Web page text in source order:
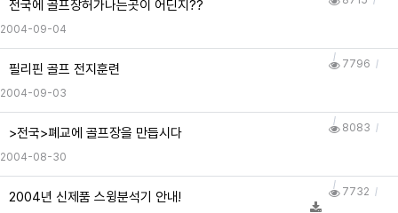
전국에 골프장허가나는곳이 어딘지??
2004-09-04
필리핀 골프 전지훈련
2004-09-03
7796
>전국>폐교에 골프장을 만듭시다
2004-08-30
8083
2004년 신제품 스윙분석기 안내! 7732